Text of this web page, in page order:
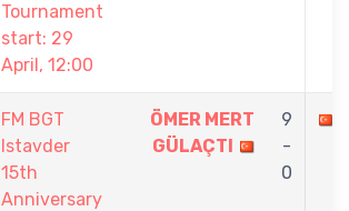
Tournament
start: 29
April, 12:00
FM BGT
Istavder
15th
Anniversary
ÖMER MERT
GÜLAÇTI
9
-
0